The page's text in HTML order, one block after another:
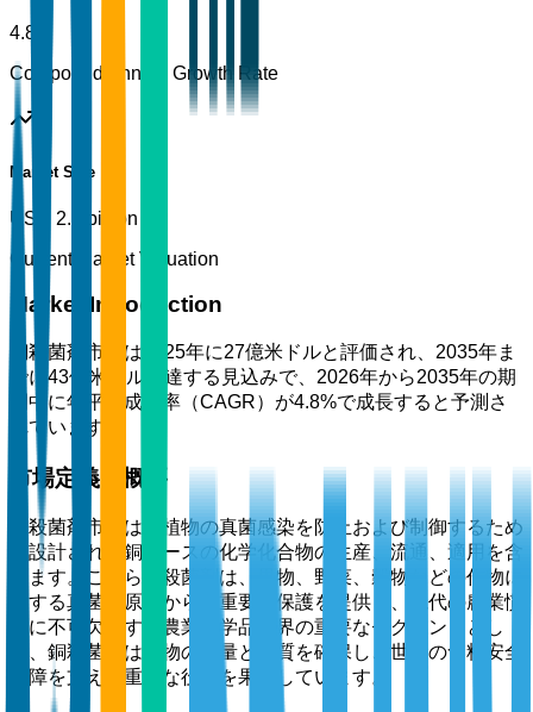
4.8%
Compound Annual Growth Rate
Market Size
USD 2.7 billion
Current Market Valuation
Market Introduction
銅殺菌剤市場は2025年に27億米ドルと評価され、2035年ま
でに43億米ドルに達する見込みで、2026年から2035年の期
間中に年平均成長率（CAGR）が4.8%で成長すると予測さ
れています。
市場定義と概要
銅殺菌剤市場は、植物の真菌感染を防止および制御するため
に設計された銅ベースの化学化合物の生産、流通、適用を含
みます。これらの殺菌剤は、果物、野菜、穀物などの作物に
対する真菌病原体からの重要な保護を提供し、現代の農業慣
行に不可欠です。農業化学品業界の重要なセグメントとし
て、銅殺菌剤は作物の収量と品質を確保し、世界の食料安全
保障を支える重要な役割を果たしています。